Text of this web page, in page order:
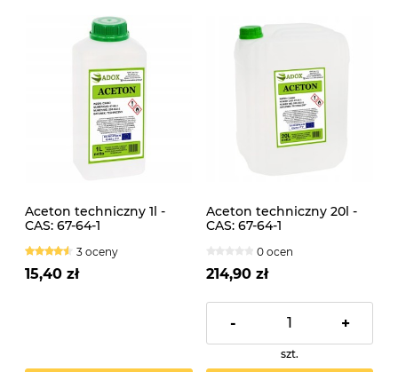
Aceton techniczny 1l -
CAS: 67-64-1
3 oceny
15,40 zł
Aceton techniczny 20l -
CAS: 67-64-1
0 ocen
214,90 zł
- +
szt.